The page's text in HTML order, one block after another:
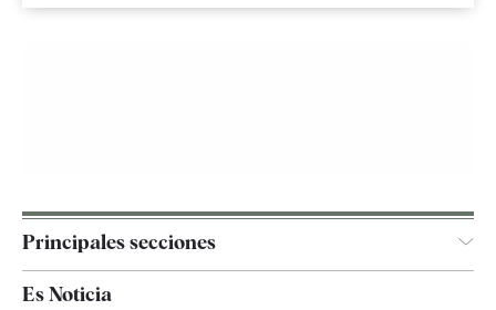
Principales secciones
Es Noticia